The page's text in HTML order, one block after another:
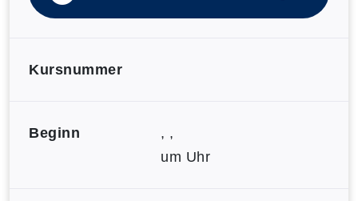
Kursnummer
Beginn
, ,
um Uhr